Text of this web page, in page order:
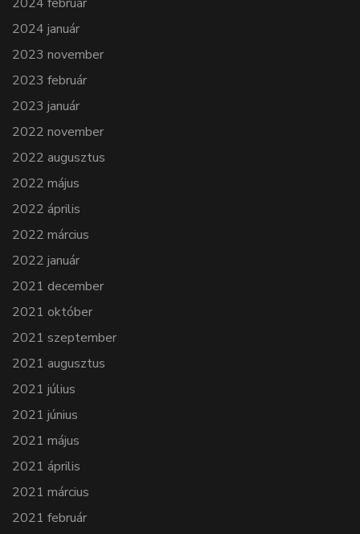
2024 január
2023 november
2023 február
2023 január
2022 november
2022 augusztus
2022 május
2022 április
2022 március
2022 január
2021 december
2021 október
2021 szeptember
2021 augusztus
2021 július
2021 június
2021 május
2021 április
2021 március
2021 február